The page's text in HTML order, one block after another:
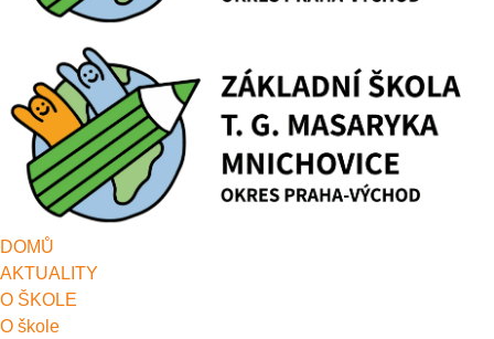
DOMŮ
AKTUALITY
O ŠKOLE
O škole